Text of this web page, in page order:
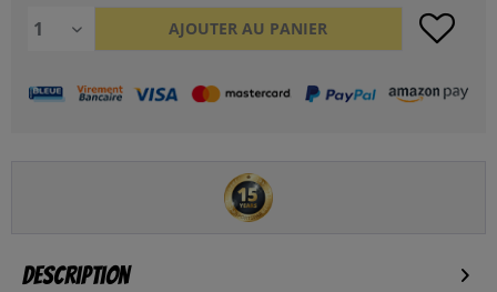
AJOUTER AU PANIER
Description